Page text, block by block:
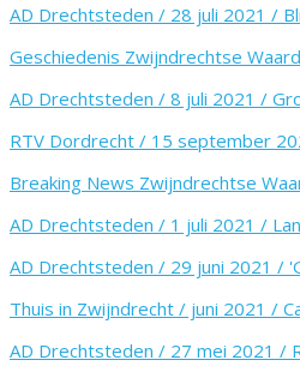
AD Drechtsteden / 28 juli 2021 /
Geschiedenis Zwijndrechtse
AD Drechtsteden / 8 juli 2021 /
RTV Dordrecht / 15 september
Breaking News Zwijndrechtse
AD Drechtsteden / 1 juli 2021 /
AD Drechtsteden / 29 juni 2021 /
Thuis in Zwijndrecht / juni 2021 /
AD Drechtsteden / 27 mei 2021 /